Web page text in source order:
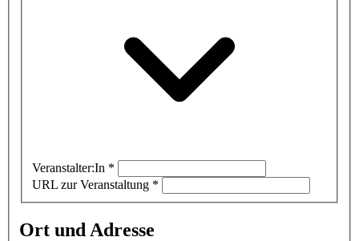
Veranstalter:In *
URL zur Veranstaltung *
Ort und Adresse